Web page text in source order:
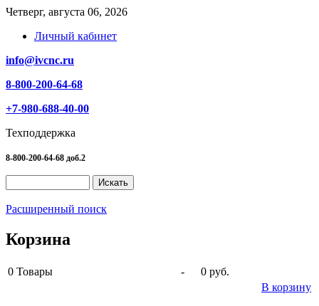
Четверг, августа 06, 2026
Личный кабинет
info@ivcnc.ru
8-800-200-64-68
+7-980-688-40-00
Техподдержка
8-800-200-64-68 доб.2
Расширенный поиск
Корзина
0 Товары -
0 руб.
В корзину